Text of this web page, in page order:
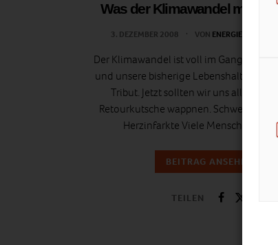
Was der Klimawandel mit
3. DEZEMBER 2008 VON ENERGIELEBEN
Der Klimawandel ist voll im Gange, unser
und unsere bisherige Lebenshaltung
Tribut. Jetzt sollten wir uns allerdings
Retourkutsche wappnen.
Herzinfarkte Viele Menschen
BEITRAG ANSEHEN
TEILEN